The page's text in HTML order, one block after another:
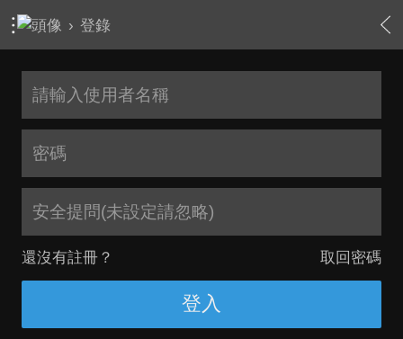
› 登錄
安全提問(未設定請忽略)
還沒有註冊？ 取回密碼
登入